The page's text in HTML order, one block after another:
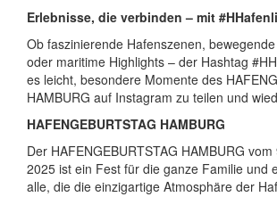
Erlebnisse, die verbinden – mit
Ob faszinierende Hafenszenen,
oder maritime Highlights – der Hashtag
es leicht, besondere Momente des
HAMBURG auf Instagram zu teilen und
HAFENGEBURTSTAG HAMBURG
Der HAFENGEBURTSTAG HAMBURG
2025 ist ein Fest für die ganze Familie und
alle, die die einzigartige Atmosphäre der